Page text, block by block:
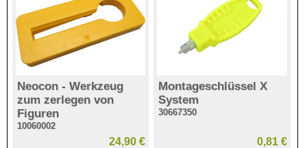
Neocon - Werkzeug
zum zerlegen von
Figuren
10060002
24,90 €
Montageschlüssel X
System
30667350
0,81 €